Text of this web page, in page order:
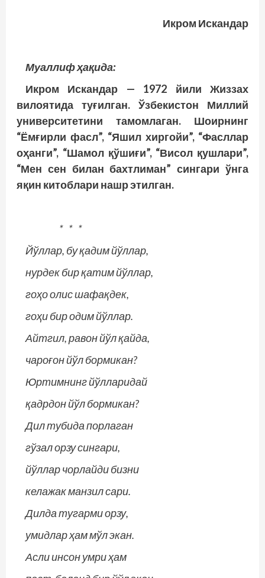
Икром Искандар
Муаллиф ҳақида:
Икром Искандар — 1972 йили Жиззах
вилоятида туғилган. Ўзбекис­тон Миллий
университетини тамомлаган. Шоирнинг
“Ёмғирли фасл”, “Яшил хиргойи”, “Фасллар
оҳанги”, “Шамол қўшиғи”, “Висол қушлари”,
“Мен сен билан бахтлиман” сингари ўнга
яқин китоблари нашр этилган.
* * *
Йўллар, бу қадим йўллар,
нурдек бир қатим йўллар,
гоҳо олис шафақдек,
гоҳи бир одим йўллар.
Айтгил, равон йўл қайда,
чароғон йўл бормикан?
Юртимнинг йўлларидай
қадрдон йўл бормикан?
Дил тубида порлаган
гўзал орзу сингари,
йўллар чорлайди бизни
келажак манзил сари.
Дилда тугарми орзу,
умидлар ҳам мўл экан.
Асли инсон умри ҳам